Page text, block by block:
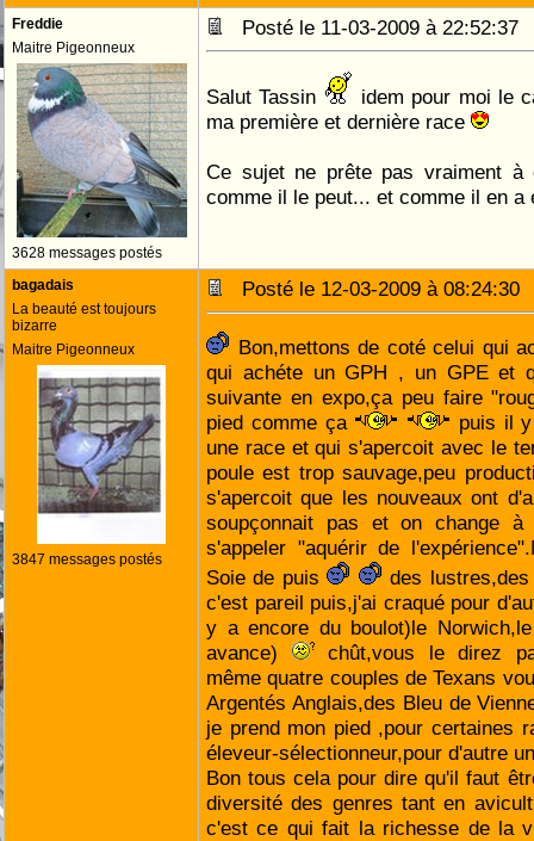
Freddie
Maitre Pigeonneux
3628 messages postés
Posté le 11-03-2009 à
Salut Tassin
idem pour moi le
ma première et dernière race
Ce sujet ne prête pas vraiment à
comme il le peut... et comme il en a
bagadais
La beauté est toujours
bizarre
Maitre Pigeonneux
3847 messages postés
Posté le 12-03-2009 à
Bon,mettons de coté celui qui
qui achéte un GPH , un GPE et
suivante en expo,ça peu faire
pied comme ça
puis il
une race et qui s'apercoit avec le
poule est trop sauvage,peu
s'apercoit que les nouveaux ont
soupçonnait pas et on change à
s'appeler "aquérir de
Soie de puis
des
c'est pareil puis,j'ai craqué pour
y a encore du boulot)le
avance)
chût,vous le direz
même quatre couples de Texans
Argentés Anglais,des Bleu de
je prend mon pied ,pour certaines
éleveur-sélectionneur,pour d'autre
Bon tous cela pour dire qu'il faut
diversité des genres tant en
c'est ce qui fait la richesse de la